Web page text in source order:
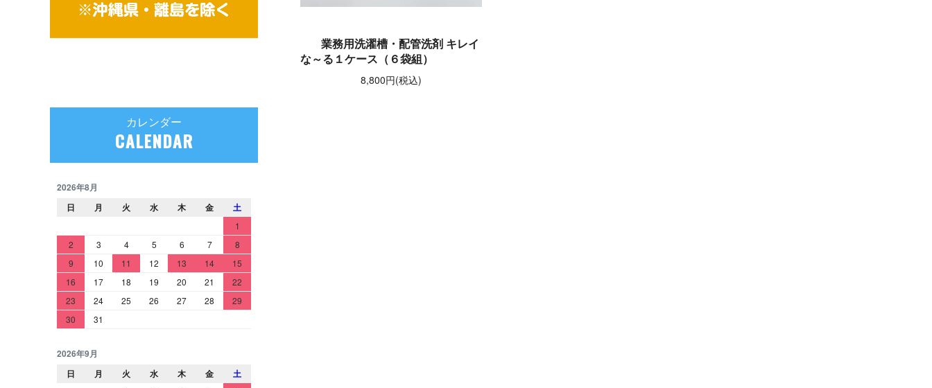
業務用洗濯槽・配管洗剤 キレイ
な～る１ケース（６袋組）
8,800円(税込)
カレンダー
CALENDAR
2026年8月
日
月 火 水 木 金 土
1
2
3 4 5 6 7
8
9
10 11 12 13 14
15
16
17 18 19 20 21
22
23
24 25 26 27 28
29
30
31
2026年9月
日
月 火 水 木 金 土